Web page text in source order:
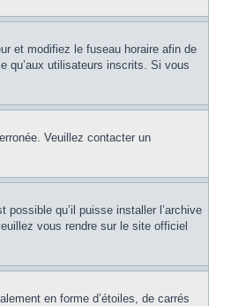
et modifiez le fuseau horaire afin de
qu’aux utilisateurs inscrits. Si vous
Veuillez contacter un
possible qu’il puisse installer l’archive
vous rendre sur le site officiel
en forme d’étoiles, de carrés